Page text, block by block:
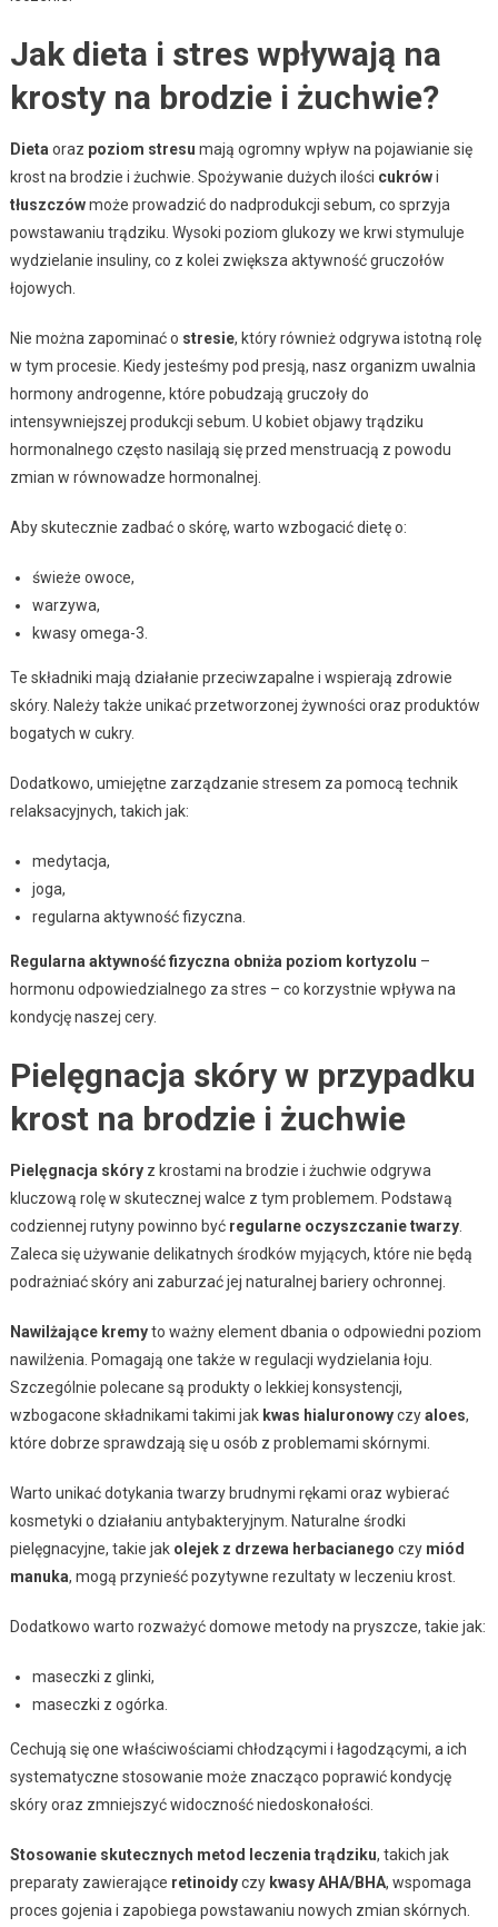
Jak dieta i stres wpływają na
krosty na brodzie i żuchwie?
Dietaoraz poziom stresu mają ogromny wpływ na pojawianie się
krost na brodzie i żuchwie. Spożywanie dużych ilości cukrówi
tłuszczówmoże prowadzić do nadprodukcji sebum, co sprzyja
powstawaniu trądziku. Wysoki poziom glukozy we krwi stymuluje
wydzielanie insuliny, co z kolei zwiększa aktywność gruczołów
łojowych.
Nie można zapominać o stresie, który również odgrywa istotną rolę
w tym procesie. Kiedy jesteśmy pod presją, nasz organizm uwalnia
hormony androgenne, które pobudzają gruczoły do
intensywniejszej produkcji sebum. U kobiet objawy trądziku
hormonalnego często nasilają się przed menstruacją z powodu
zmian w równowadze hormonalnej.
Aby skutecznie zadbać o skórę, warto wzbogacić dietę o:
świeże owoce,
warzywa,
kwasy omega-3.
Te składniki mają działanie przeciwzapalne i wspierają zdrowie
skóry. Należy także unikać przetworzonej żywności oraz produktów
bogatych w cukry.
Dodatkowo, umiejętne zarządzanie stresem za pomocą technik
relaksacyjnych, takich jak:
medytacja,
joga,
regularna aktywność fizyczna.
Regularna aktywność fizyczna obniża poziom kortyzolu –
hormonu odpowiedzialnego za stres – co korzystnie wpływa na
kondycję naszej cery.
Pielęgnacja skóry w przypadku
krost na brodzie i żuchwie
Pielęgnacja skóryz krostami na brodzie i żuchwie odgrywa
kluczową rolę w skutecznej walce z tym problemem. Podstawą
codziennej rutyny powinno być regularne oczyszczanie twarzy.
Zaleca się używanie delikatnych środków myjących, które nie będą
podrażniać skóry ani zaburzać jej naturalnej bariery ochronnej.
Nawilżające kremyto ważny element dbania o odpowiedni poziom
nawilżenia. Pomagają one także w regulacji wydzielania łoju.
Szczególnie polecane są produkty o lekkiej konsystencji,
wzbogacone składnikami takimi jak kwas hialuronowyczyaloes,
które dobrze sprawdzają się u osób z problemami skórnymi.
Warto unikać dotykania twarzy brudnymi rękami oraz wybierać
kosmetyki o działaniu antybakteryjnym. Naturalne środki
pielęgnacyjne, takie jak olejek z drzewa herbacianego czy miód
manuka, mogą przynieść pozytywne rezultaty w leczeniu krost.
Dodatkowo warto rozważyć domowe metody na pryszcze, takie jak:
maseczki z glinki,
maseczki z ogórka.
Cechują się one właściwościami chłodzącymi i łagodzącymi, a ich
systematyczne stosowanie może znacząco poprawić kondycję
skóry oraz zmniejszyć widoczność niedoskonałości.
Stosowanie skutecznych metod leczenia trądziku, takich jak
preparaty zawierające retinoidyczy kwasy AHA/BHA, wspomaga
proces gojenia i zapobiega powstawaniu nowych zmian skórnych.